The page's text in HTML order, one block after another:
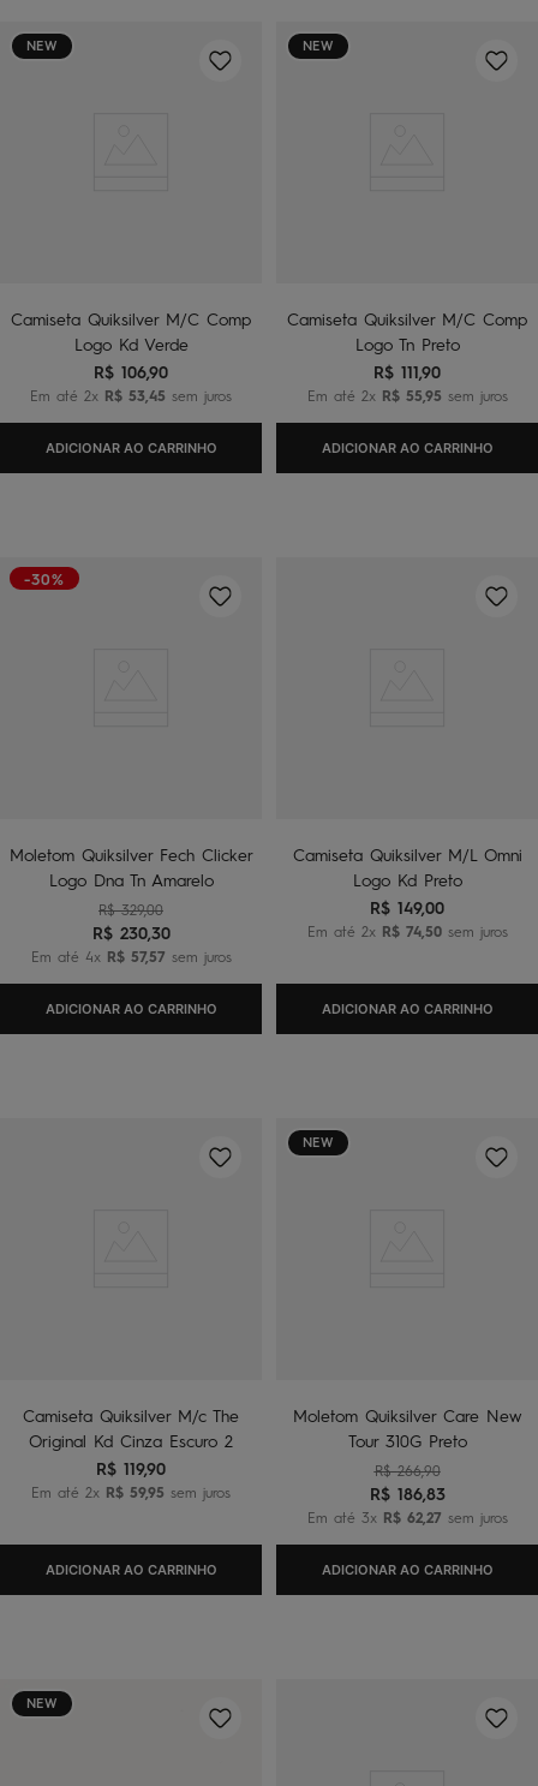
NEW
Camiseta Quiksilver M/C Comp
Logo Kd Verde
R$ 106,90
Em até 2x R$ 53 45 sem juros
ADICIONAR AO CARRINHO
NEW
Camiseta Quiksilver M/C Comp
Logo Tn Preto
R$ 111,90
Em até 2x R$ 55 95 sem juros
ADICIONAR AO CARRINHO
-30%
Moletom Quiksilver Fech Clicker
Logo Dna Tn Amarelo
R$ 329,00
R$ 230,30
Em até 4x R$ 57,57 sem juros
ADICIONAR AO CARRINHO
Camiseta Quiksilver M/L Omni
Logo Kd Preto
R$ 149,00
Em até 2x R$ 74, 50sem juros
ADICIONAR AO CARRINHO
Camiseta Quiksilver M/c The
Original Kd Cinza Escuro 2
R$ 119,90
Em até 2x R$ 59,95 sem juros
ADICIONAR AO CARRINHO
NEW
Moletom Quiksilver Care New
Tour 310G Preto
R$ 266,90
R$ 186,83
Em até 3x R$ 62, 27 sem juros
ADICIONAR AO CARRINHO
NEW